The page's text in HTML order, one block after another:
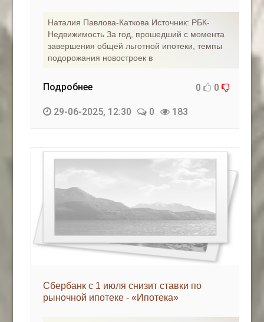
Наталия Павлова-Каткова Источник: РБК-
Недвижимость За год, прошедший с момента
завершения общей льготной ипотеки, темпы
подорожания новостроек в
Подробнее 0 0
29-06-2025, 12:30 0 183
Сбербанк с 1 июля снизит ставки по
рыночной ипотеке - «Ипотека»